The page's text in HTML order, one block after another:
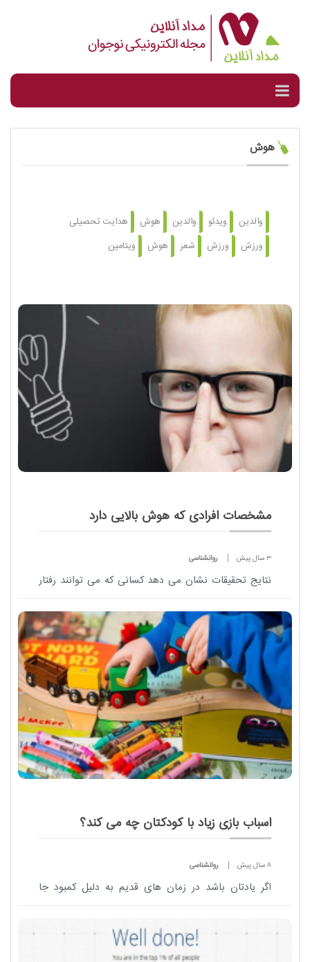
هوش
والدین ویدئو والدین هوش
هدایت تحصیلی
ورزش
ورزش شعر هوش ویتامین
مشخصات افرادی که هوش بالایی دارد
3 سال پیش روانشناسی
نتایج تحقیقات نشان می دهد کسانی که می توانند رفتار
برخوردار هستند.
اسباب بازی زیاد با کودکتان چه می کند؟
8 سال پیش روانشناسی
اگر یادتان باشد در زمان های قدیم به دلیل کمبود جا
ماشین اسباب بازی سر خودشان را گرم می کردند ...